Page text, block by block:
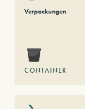
Verpackungen
CONTAINER